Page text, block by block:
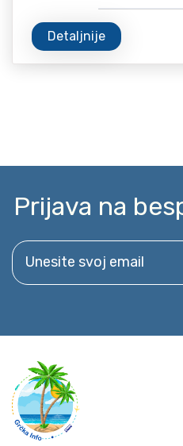
Detaljnije
Prijava na
Unesite svoj email